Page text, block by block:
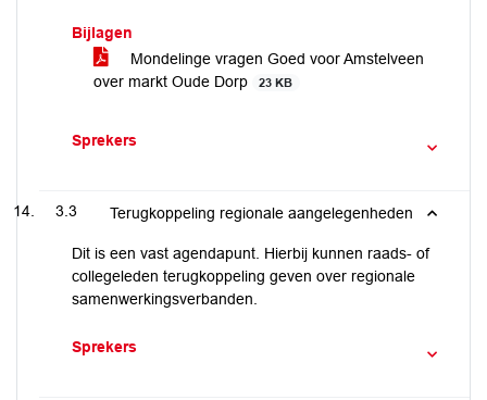
Bijlagen
Mondelinge vragen Goed voor Amstelveen
over markt Oude Dorp
23 KB
Sprekers
3.3 Terugkoppeling regionale aangelegenheden
Dit is een vast agendapunt. Hierbij kunnen raads- of
collegeleden terugkoppeling geven over regionale
samenwerkingsverbanden.
Sprekers